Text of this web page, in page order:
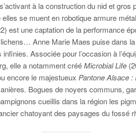
à la construction du nid et gros
elles se muent en robotique armure
est une captation de la performance
Anne Marie Maes puise dans
Associée pour l’occasion à
elle a notamment crééMicrobial Life
encore le majestueux Pantone Alsace
Bogues de noyers communs,
cueillis dans la région les
chatoyant des paysages du fossé